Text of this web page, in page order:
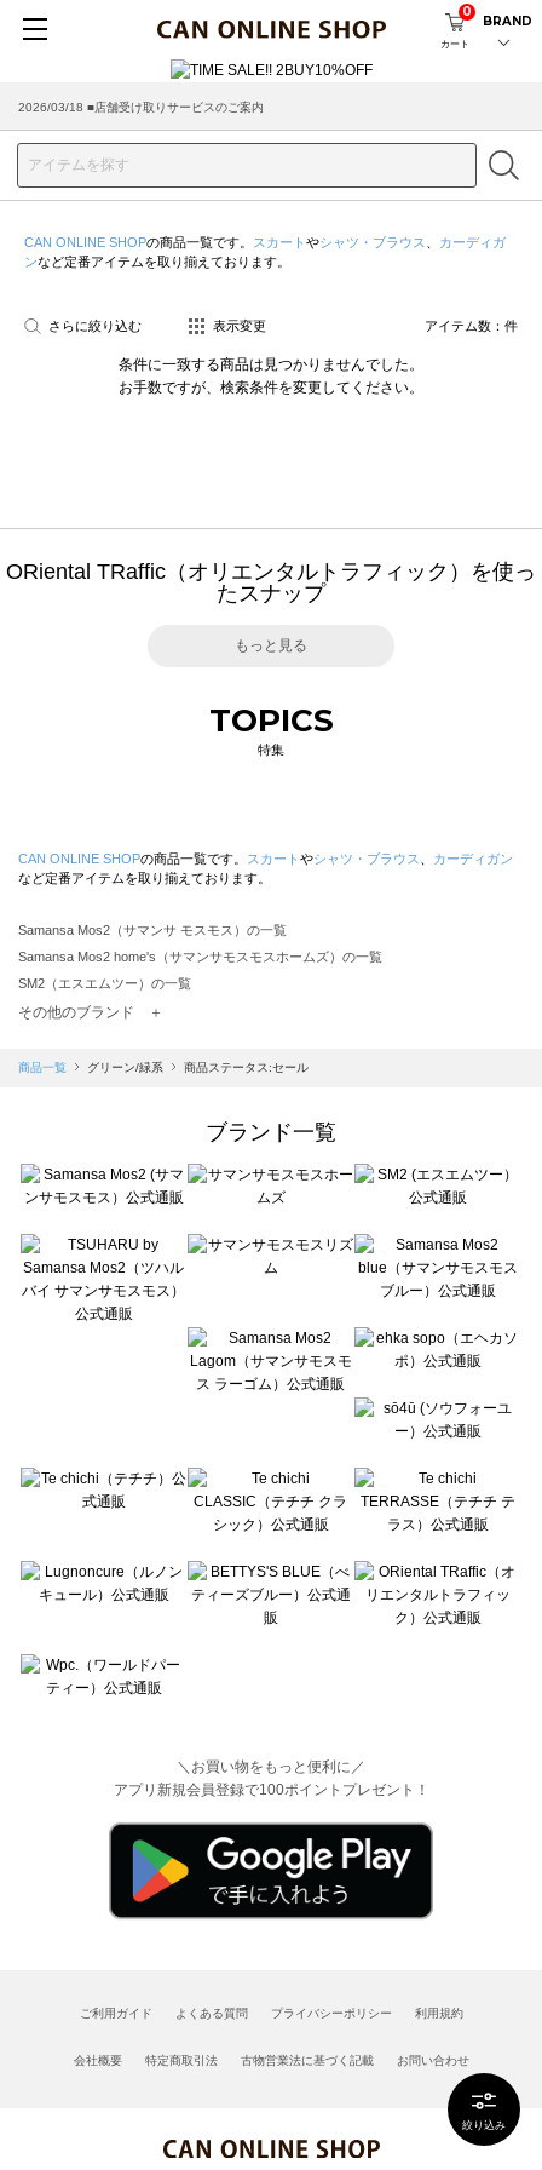
カート
0
BRAND
2026/03/18 ■店舗受け取りサービスのご案内
絞り込み
CAN ONLINE SHOPの商品一覧です。 スカート やシャツ・ブラウス
カーディガ
ンなど定番アイテムを取り揃えております。
さらに絞り込む 表示変更 アイテム数： 件
条件に一致する商品は見つかりませんでした。
お手数ですが、検索条件を変更してください。
ORiental TRaffic（オリエンタルトラフィック）を使っ
たスナップ
もっと見る
TOPICS
特集
CAN ONLINE SHOPの商品一覧です。 スカート やシャツ・ブラウス
カーディガン
など定番アイテムを取り揃えております。
Samansa Mos2（サマンサ モスモス）の一覧
Samansa Mos2 home's（サマンサモスモスホームズ）の一覧
SM2（エスエムツー）の一覧
TSUHARU by Samansa Mos2（ツハルバイサマンサモスモス）の一覧
Samansa Mos2 blue（サマンサモスモス ブルー）の一覧
Te chichi（テチチ）の一覧
Te chichi CLASSIC（テチチ クラシック）の一覧
Lugnoncure（ルノンキュール）の一覧
BETTY'S BLUE（べティーズブルー）の一覧
Wpc.（ワールドパーティー）の一覧
その他のブランド ＋
商品一覧 グリーン/緑系 商品ステータス:セール
ブランド一覧
＼お買い物をもっと便利に／
アプリ新規会員登録で100ポイントプレゼント！
ご利用ガイド よくある質問 プライバシーポリシー 利用規約
会社概要 特定商取引法 古物営業法に基づく記載 お問い合わせ